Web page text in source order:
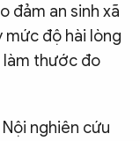
đảm an sinh xã
mức độ hài lòng
làm thước đo
nghiên cứu